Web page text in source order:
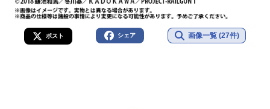
ポスト シェア 画像一覧 (27件)